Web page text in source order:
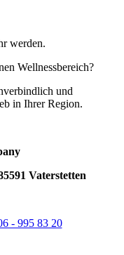
werden.
Wellnessbereich?
und
in Ihrer Region.
Vaterstetten
- 995 83 20